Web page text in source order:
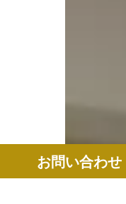
お問い合わせ